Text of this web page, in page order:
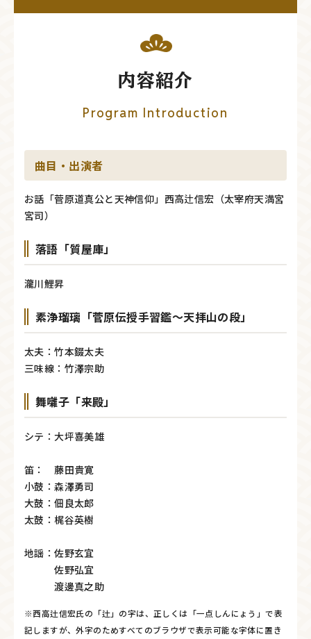
内容紹介
Program Introduction
曲目・出演者
お話「菅原道真公と天神信仰」西高辻信宏（太宰府天満宮
宮司）
落語「質屋庫」
瀧川鯉昇
素浄瑠璃「菅原伝授手習鑑～天拝山の段」
太夫：竹本錣太夫
三味線：竹澤宗助
舞囃子「来殿」
シテ：大坪喜美雄
笛： 藤田貴寛
小鼓：森澤勇司
大鼓：佃良太郎
太鼓：梶谷英樹
地謡：佐野玄宜
佐野弘宜
渡邊真之助
※西高辻信宏氏の「辻」の字は、正しくは「一点しんにょう」で表
記しますが、外字のためすべてのブラウザで表示可能な字体に置き